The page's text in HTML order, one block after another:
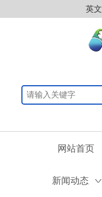
英文
网站首页
新闻动态 V